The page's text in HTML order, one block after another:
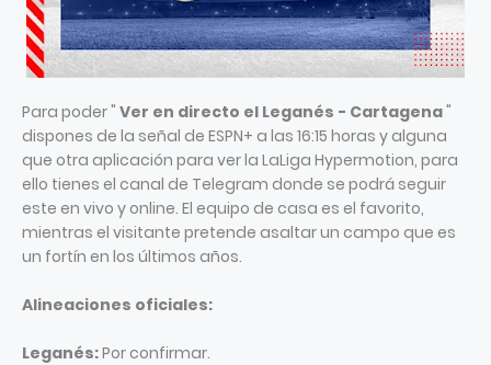
Para poder " Ver en directo el Leganés - Cartagena"
dispones de la señal de ESPN+ a las 16:15 horas y alguna
que otra aplicación para ver la LaLiga Hypermotion, para
ello tienes el canal de Telegram donde se podrá seguir
este en vivo y online. El equipo de casa es el favorito,
mientras el visitante pretende asaltar un campo que es
un fortín en los últimos años.
Alineaciones oficiales:
Leganés:Por confirmar.